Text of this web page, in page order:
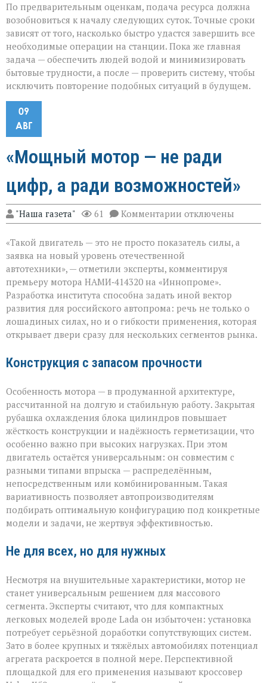
По предварительным оценкам, подача ресурса должна
возобновиться к началу следующих суток. Точные сроки
зависят от того, насколько быстро удастся завершить все
необходимые операции на станции. Пока же главная
задача — обеспечить людей водой и минимизировать
бытовые трудности, а после — проверить систему, чтобы
исключить повторение подобных ситуаций в будущем.
09
АВГ
«Мощный мотор — не ради
цифр, а ради возможностей»
"Наша газета" 61 Комментарии к
записи
мотор — не
ради
а
ради
возможностей»
отключены
«Такой двигатель — это не просто показатель силы, а
заявка на новый уровень отечественной
автотехники», — отметили эксперты, комментируя
премьеру мотора НАМИ‑414320 на «Иннопроме».
Разработка института способна задать иной вектор
развития для российского автопрома: речь не только о
лошадиных силах, но и о гибкости применения, которая
открывает двери сразу для нескольких сегментов рынка.
Конструкция с запасом прочности
Особенность мотора — в продуманной архитектуре,
рассчитанной на долгую и стабильную работу. Закрытая
рубашка охлаждения блока цилиндров повышает
жёсткость конструкции и надёжность герметизации, что
особенно важно при высоких нагрузках. При этом
двигатель остаётся универсальным: он совместим с
разными типами впрыска — распределённым,
непосредственным или комбинированным. Такая
вариативность позволяет автопроизводителям
подбирать оптимальную конфигурацию под конкретные
модели и задачи, не жертвуя эффективностью.
Не для всех, но для нужных
Несмотря на внушительные характеристики, мотор не
станет универсальным решением для массового
сегмента. Эксперты считают, что для компактных
легковых моделей вроде Lada он избыточен: установка
потребует серьёзной доработки сопутствующих систем.
Зато в более крупных и тяжёлых автомобилях потенциал
агрегата раскроется в полной мере. Перспективной
площадкой для его применения называют кроссовер